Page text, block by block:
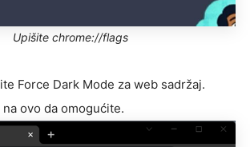
Upišite chrome://flags
Force Dark Mode za web sadržaj.
ovo da omogućite.